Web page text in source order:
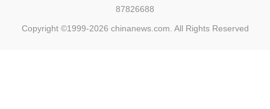
87826688
Copyright ©1999-2026 chinanews.com. All Rights Reserved